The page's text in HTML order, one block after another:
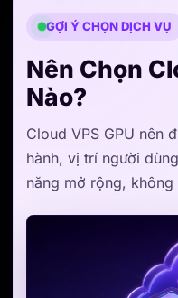
GỢI Ý CHỌN DỊCH VỤ
Nên Chọn
Nào?
Cloud VPS GPU nên
hành, vị trí người
năng mở rộng,